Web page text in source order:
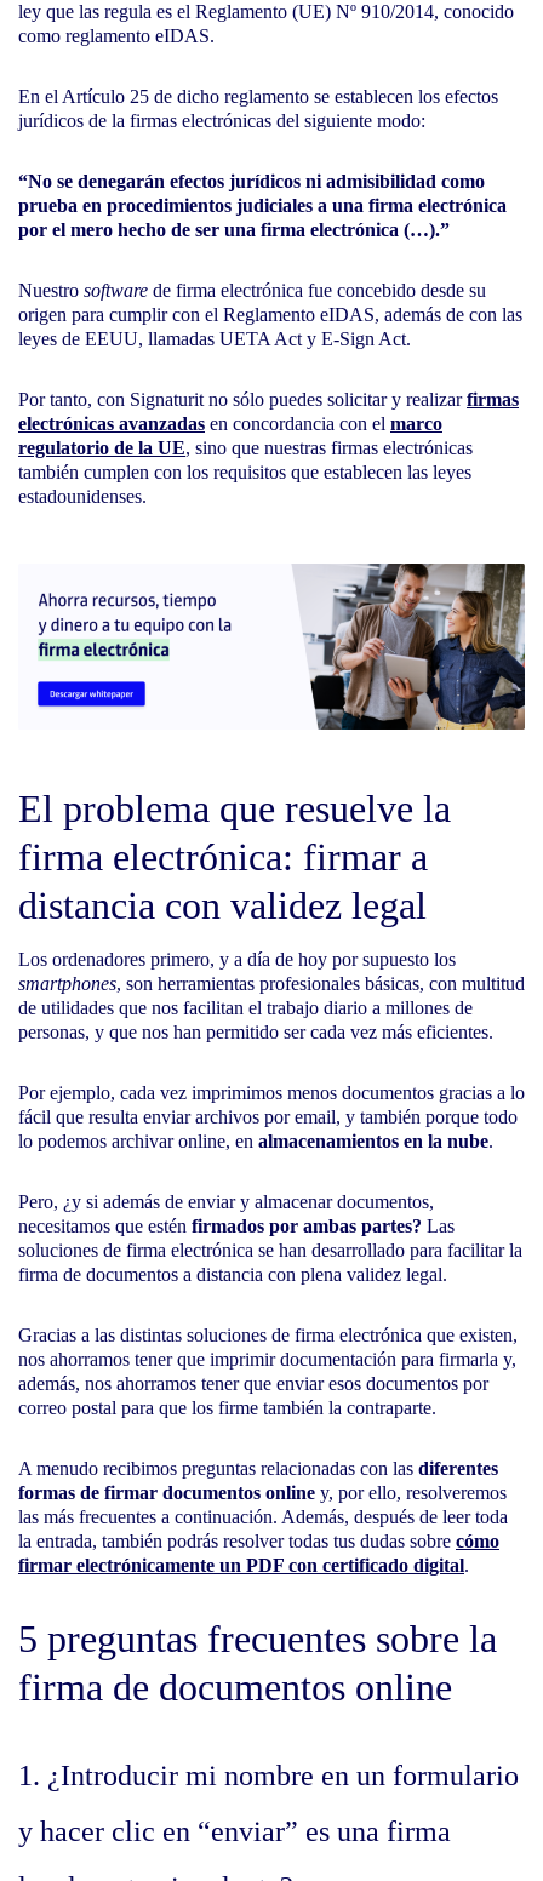
ley que las regula es el Reglamento (UE) Nº 910/2014, conocido
como reglamento eIDAS.
En el Artículo 25 de dicho reglamento se establecen los efectos
jurídicos de la firmas electrónicas del siguiente modo:
“No se denegarán efectos jurídicos ni admisibilidad como
prueba en procedimientos judiciales a una firma electrónica
por el mero hecho de ser una firma electrónica (…).”
Nuestro software de firma electrónica fue concebido desde su
origen para cumplir con el Reglamento eIDAS, además de con las
leyes de EEUU, llamadas UETA Act y E-Sign Act.
Por tanto, con Signaturit no sólo puedes solicitar y realizarfirmas
electrónicas avanzadas en concordancia con el marco
regulatorio de la UE, sino que nuestras firmas electrónicas
también cumplen con los requisitos que establecen las leyes
estadounidenses.
El problema que resuelve la
firma electrónica: firmar a
distancia con validez legal
Los ordenadores primero, y a día de hoy por supuesto los
smartphones, son herramientas profesionales básicas, con multitud
de utilidades que nos facilitan el trabajo diario a millones de
personas, y que nos han permitido ser cada vez más eficientes.
Por ejemplo, cada vez imprimimos menos documentos gracias a lo
fácil que resulta enviar archivos por email, y también porque todo
lo podemos archivar online, en almacenamientos en la nube.
Pero, ¿y si además de enviar y almacenar documentos,
necesitamos que estén firmados por ambas partes? Las
soluciones de firma electrónica se han desarrollado para facilitar la
firma de documentos a distancia con plena validez legal.
Gracias a las distintas soluciones de firma electrónica que existen,
nos ahorramos tener que imprimir documentación para firmarla y,
además, nos ahorramos tener que enviar esos documentos por
correo postal para que los firme también la contraparte.
A menudo recibimos preguntas relacionadas con las diferentes
formas de firmar documentos online y, por ello, resolveremos
las más frecuentes a continuación. Además, después de leer toda
la entrada, también podrás resolver todas tus dudas sobre cómo
firmar electrónicamente un PDF con certificado digital.
5 preguntas frecuentes sobre la
firma de documentos online
1. ¿Introducir mi nombre en un formulario
y hacer clic en “enviar” es una firma